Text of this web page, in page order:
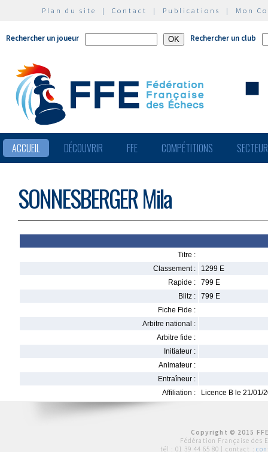
Plan du site | Contact | Publications | Mon
Rechercher un joueur Rechercher un club
ACCUEIL DÉCOUVRIR FFE COMPÉTITIONS
SONNESBERGER Mila
Titre :
Classement :
1299 E
Rapide :
799 E
Blitz :
799 E
Fiche Fide :
Arbitre national :
Arbitre fide :
Initiateur :
Animateur :
Entraîneur :
Affiliation :
Licence B le 21/01/
Copyright © 2015
Fédération Française des
tél : 01 39 44 65 80 | contact :